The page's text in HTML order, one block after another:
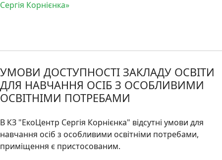
Сергія Корнієнка»
УМОВИ ДОСТУПНОСТІ ЗАКЛАДУ ОСВІТИ
ДЛЯ НАВЧАННЯ ОСІБ З ОСОБЛИВИМИ
ОСВІТНІМИ ПОТРЕБАМИ
В КЗ "ЕкоЦентр Сергія Корнієнка" відсутні умови для
навчання осіб з особливими освітніми потребами,
приміщення є пристосованим.